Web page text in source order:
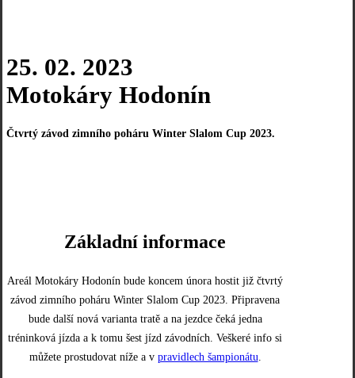
25. 02. 2023
Motokáry Hodonín
Čtvrtý závod zimního poháru Winter Slalom Cup 2023.
Základní informace
Areál Motokáry Hodonín bude koncem února hostit již čtvrtý
závod zimního poháru Winter Slalom Cup 2023. Připravena
bude další nová varianta tratě a na jezdce čeká jedna
tréninková jízda a k tomu šest jízd závodních. Veškeré info si
můžete prostudovat níže a v pravidlech šampionátu